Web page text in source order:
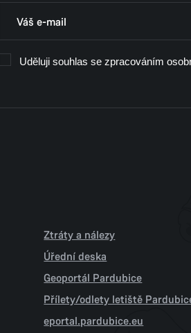
Uděluji souhlas se zpracováním
Ztráty a nálezy
Úřední deska
Geoportál Pardubice
Přílety/odlety letiště
eportal.pardubice.eu